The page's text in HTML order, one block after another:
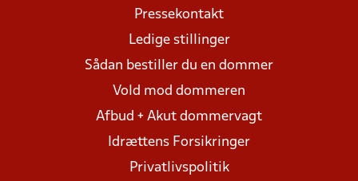
Pressekontakt
Ledige stillinger
Sådan bestiller du en dommer
Vold mod dommeren
Afbud + Akut dommervagt
Idrættens Forsikringer
Privatlivspolitik